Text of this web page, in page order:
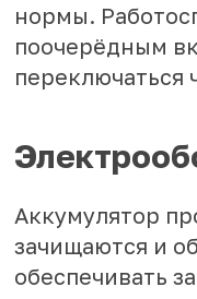
нормы.
поочерёдным
переключаться
Аккумулятор
зачищаются и
обеспечивать